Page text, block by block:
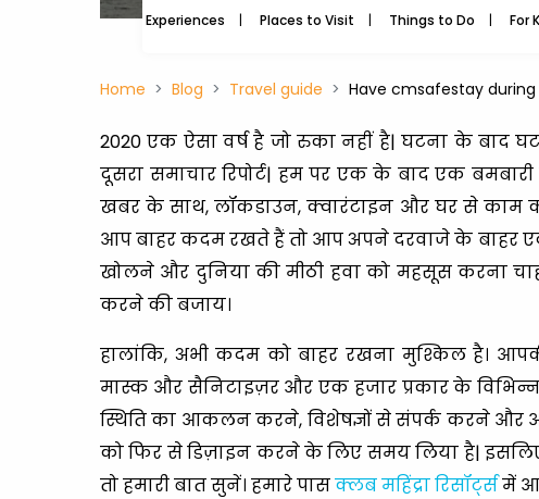
Experiences Places to Visit Things to Do For
Home Blog Travel guide Have cmsafestay
2020 एक ऐसा वर्ष है जो रुका नहीं है| घटना के बाद
दूसरा समाचार रिपोर्ट| हम पर एक के बाद एक
खबर के साथ, लॉकडाउन, क्वारंटाइन और घर से
आप बाहर कदम रखते हैं तो आप अपने दरवाजे के बाहर
खोलने और दुनिया की मीठी हवा को महसूस करना
करने की बजाय।
हालांकि, अभी कदम को बाहर रखना मुश्किल है।
मास्क और सैनिटाइज़र और एक हजार प्रकार के
स्थिति का आकलन करने, विशेषज्ञों से संपर्क करने और
को फिर से डिज़ाइन करने के लिए समय लिया है|
तो हमारी बात सुनें। हमारे पासक्लब महिंद्रा रिसॉर्ट्समें